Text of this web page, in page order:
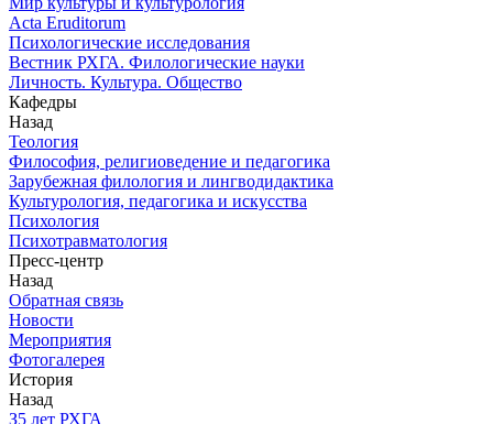
Acta Eruditorum
Психологические исследования
Вестник РХГА. Филологические науки
Личность. Культура. Общество
Кафедры
Назад
Теология
Философия, религиоведение и педагогика
Зарубежная филология и лингводидактика
Культурология, педагогика и искусства
Психология
Психотравматология
Пресс-центр
Назад
Обратная связь
Новости
Мероприятия
Фотогалерея
История
Назад
З5 лет РХГА